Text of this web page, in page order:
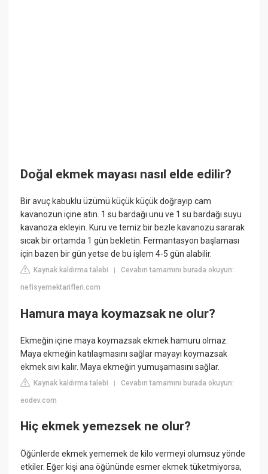
Doğal ekmek mayası nasıl elde edilir?
Bir avuç kabuklu üzümü küçük küçük doğrayıp cam
kavanozun içine atın. 1 su bardağı unu ve 1 su bardağı suyu
kavanoza ekleyin. Kuru ve temiz bir bezle kavanozu sararak
sıcak bir ortamda 1 gün bekletin. Fermantasyon başlaması
için bazen bir gün yetse de bu işlem 4-5 gün alabilir.
Kaynak kaldırma talebi |Cevabın tamamını burada okuyun:
nefisyemektarifleri.com
Hamura maya koymazsak ne olur?
Ekmeğin içine maya koymazsak ekmek hamuru olmaz.
Maya ekmeğin katılaşmasını sağlar mayayı koymazsak
ekmek sıvı kalır. Maya ekmeğin yumuşamasını sağlar.
Kaynak kaldırma talebi |Cevabın tamamını burada okuyun:
eodev.com
Hiç ekmek yemezsek ne olur?
Öğünlerde ekmek yememek de kilo vermeyi olumsuz yönde
etkiler. Eğer kişi ana öğününde esmer ekmek tüketmiyorsa,